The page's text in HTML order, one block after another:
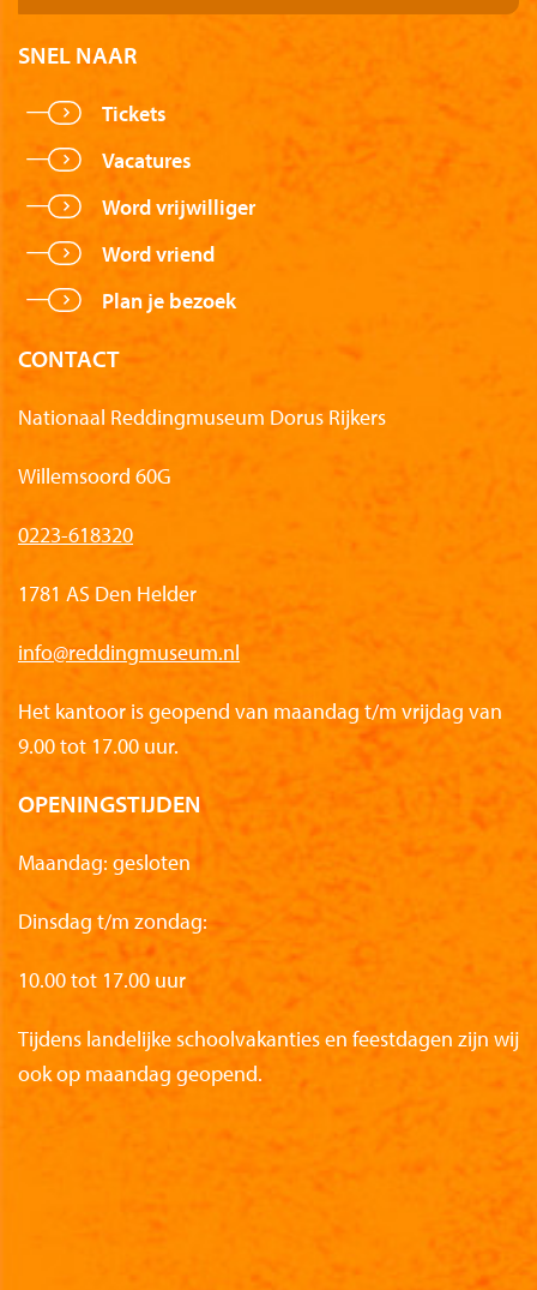
SNEL NAAR
Tickets
Vacatures
Word vrijwilliger
Word vriend
Plan je bezoek
CONTACT
Nationaal Reddingmuseum Dorus Rijkers
Willemsoord 60G
0223-618320
1781 AS Den Helder
info@reddingmuseum.nl
Het kantoor is geopend van maandag t/m vrijdag van
9.00 tot 17.00 uur.
OPENINGSTIJDEN
Maandag: gesloten
Dinsdag t/m zondag:
10.00 tot 17.00 uur
Tijdens landelijke schoolvakanties en feestdagen zijn wij
ook op maandag geopend.